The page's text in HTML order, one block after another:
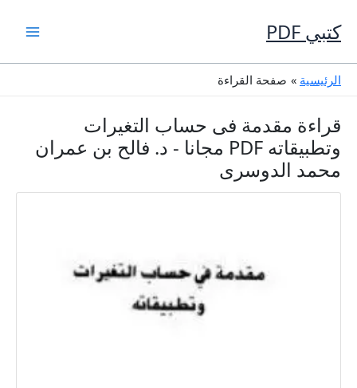
إلى
المحتوى
كتبي PDF
الرئيسية صفحة القراءة
قراءة مقدمة فى حساب التغيرات
وتطبيقاته PDF مجانا - د. فالح بن عمران
محمد الدوسرى